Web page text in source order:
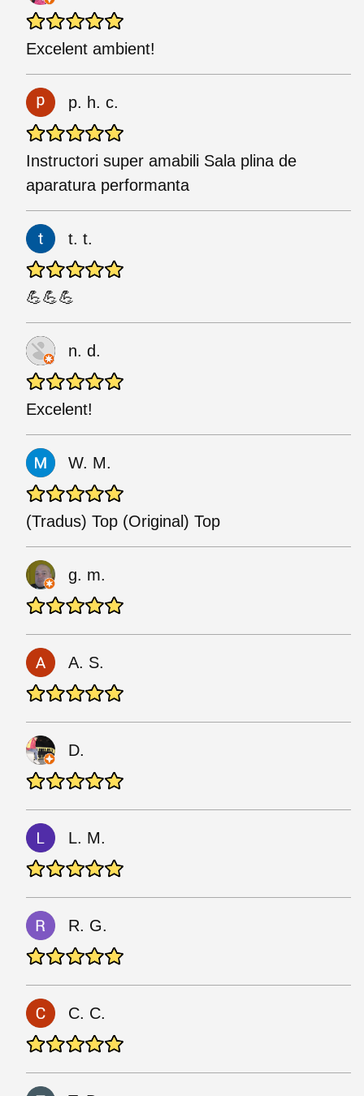
Excelent ambient!
p. h. c.
Instructori super amabili Sala plina de
aparatura performanta
t. t.
💪💪💪
n. d.
Excelent!
W. M.
(Tradus) Top (Original) Top
g. m.
A. S.
D.
L. M.
R. G.
C. C.